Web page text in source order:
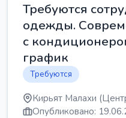
Требуются
одежды.
с
график
Требуются
Кирьят Малахи
Опубликовано: